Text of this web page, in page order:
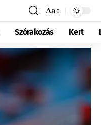
Aa
Szórakozás Kert